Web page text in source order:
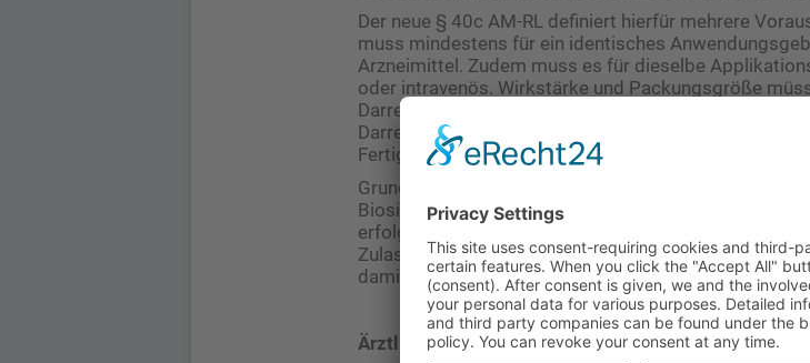
Der neue § 40c AM-RL definiert hierfür mehrere
muss mindestens für ein identisches
Arzneimittel. Zudem muss es für dieselbe
oder intravenös. Wirkstärke und Packungsgröße
Darreichungsform oder eine als austauschbar
Darreichungsform verwendet, muss auch das
Fertigspritze – übereinstimmen.
Grundsätzlich kann ein Austausch sowohl zwischen
Biosimilars als auch zwischen verschiedenen
erfolgen. Als Orientierung dient dabei die Anlage
Zulassungszusammenhänge zwischen
damit die praktische Prüfung der Austauschbarkeit.
Ärztliche Therapiehoheit bleibt gewahrt